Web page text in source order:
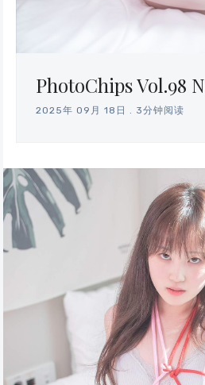
PhotoChips Vol.98
2025年 09月 18日 3分钟阅读